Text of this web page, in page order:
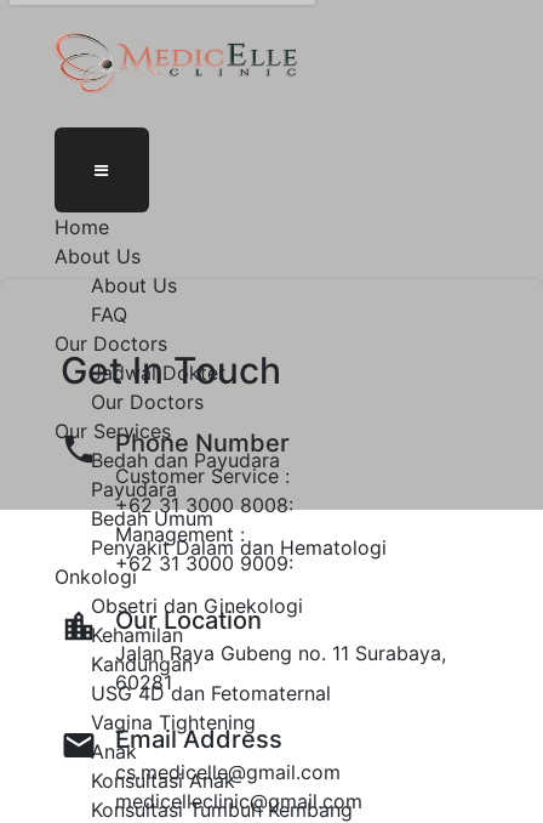
Home
About Us
About Us
FAQ
Our Doctors
Jadwal Dokter
Our Doctors
Our Services
Bedah dan Payudara
Payudara
Bedah Umum
Penyakit Dalam dan Hematologi
Onkologi
Obsetri dan Ginekologi
Kehamilan
Kandungan
USG 4D dan Fetomaternal
Vagina Tightening
Anak
Konsultasi Anak
Konsultasi Tumbuh Kembang
Get In Touch
Phone Number
Customer Service :
+62 31 3000 8008:
Management :
+62 31 3000 9009:
Our Location​​
Jalan Raya Gubeng no. 11 Surabaya,
60281
Email Address
cs.medicelle@gmail.com
medicelleclinic@gmail.com